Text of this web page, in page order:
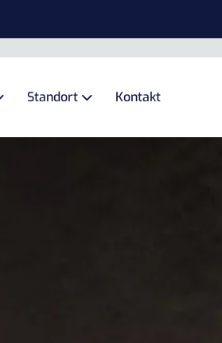
Standort Kontakt